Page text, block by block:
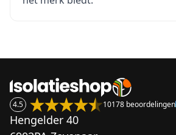
4.5 10178 beoordelingen
Hengelder 40